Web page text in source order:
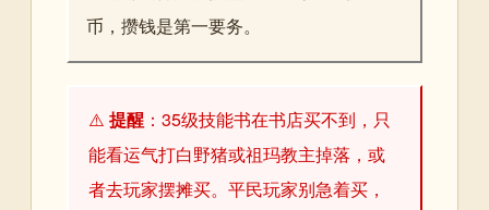
币，攒钱是第一要务。
⚠️ 提醒 ：35级技能书在书店买不到，只
能看运气打白野猪或祖玛教主掉落，或
者去玩家摆摊买。平民玩家别急着买，